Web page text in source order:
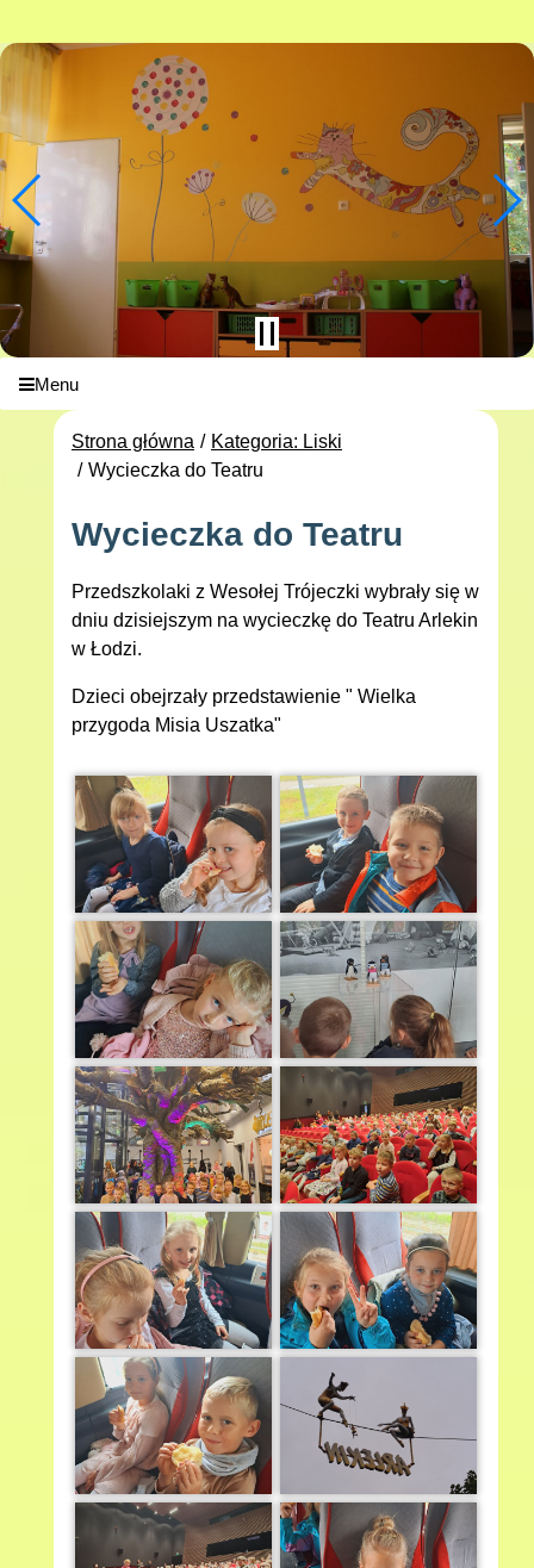
Menu
Strona główna
Kategoria: Liski
Wycieczka do Teatru
Wycieczka do Teatru
Przedszkolaki z Wesołej Trójeczki wybrały się w
dniu dzisiejszym na wycieczkę do Teatru Arlekin
w Łodzi.
Dzieci obejrzały przedstawienie " Wielka
przygoda Misia Uszatka"